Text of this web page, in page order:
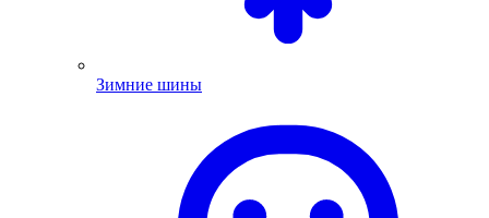
Зимние шины